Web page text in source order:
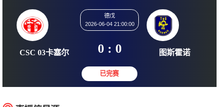
2026-06-04 21:00:00
0 : 0